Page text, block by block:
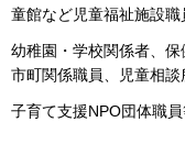
童館など児童福祉施設職
幼稚園・学校関係者、保
市町関係職員、児童相談
子育て支援NPO団体職